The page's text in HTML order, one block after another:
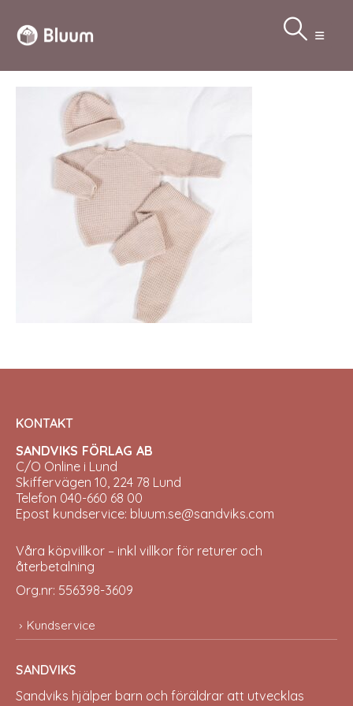
KONTAKT
SANDVIKS FÖRLAG AB
C/O Online i Lund
Skiffervägen 10, 224 78 Lund
Telefon 040-660 68 00
Epost kundservice: bluum.se@sandviks.com
Våra köpvillkor – inkl villkor för returer och
återbetalning
Org.nr: 556398-3609
Kundservice
SANDVIKS
Sandviks hjälper barn och föräldrar att utvecklas